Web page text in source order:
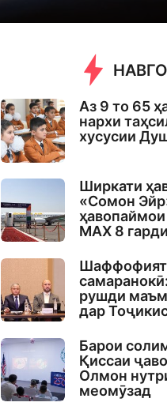
Аз 9 то 65
нархи
хусусии
Ширкати
«Сомон
MAX 8
рушди
дар
Барои
Қиссаи
Олмон
меомӯзад